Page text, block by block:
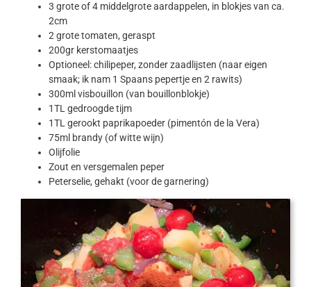
3 grote of 4 middelgrote aardappelen, in blokjes van ca.
2cm
2 grote tomaten, geraspt
200gr kerstomaatjes
Optioneel: chilipeper, zonder zaadlijsten (naar eigen
smaak; ik nam 1 Spaans pepertje en 2 rawits)
300ml visbouillon (van bouillonblokje)
1TL gedroogde tijm
1TL gerookt paprikapoeder (pimentón de la Vera)
75ml brandy (of witte wijn)
Olijfolie
Zout en versgemalen peper
Peterselie, gehakt (voor de garnering)